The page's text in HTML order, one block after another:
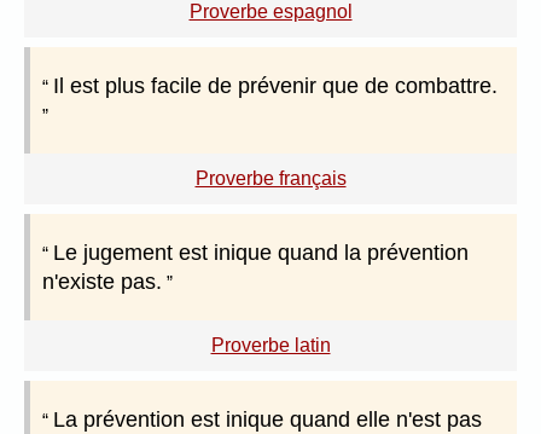
Proverbe espagnol
Il est plus facile de prévenir que de combattre.
Proverbe français
Le jugement est inique quand la prévention
n'existe pas.
Proverbe latin
La prévention est inique quand elle n'est pas